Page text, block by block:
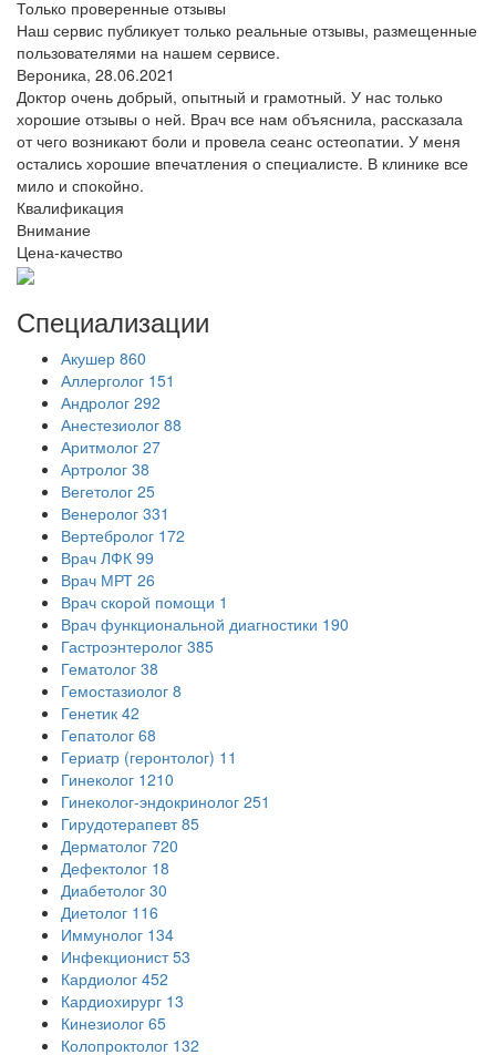
Только проверенные отзывы
Наш сервис публикует только реальные отзывы, размещенные
пользователями на нашем сервисе.
Вероника, 28.06.2021
Доктор очень добрый, опытный и грамотный. У нас только
хорошие отзывы о ней. Врач все нам объяснила, рассказала
от чего возникают боли и провела сеанс остеопатии. У меня
остались хорошие впечатления о специалисте. В клинике все
мило и спокойно.
Квалификация
Внимание
Цена-качество
Специализации
Акушер 860
Аллерголог 151
Андролог 292
Анестезиолог 88
Аритмолог 27
Артролог 38
Вегетолог 25
Венеролог 331
Вертебролог 172
Врач ЛФК 99
Врач МРТ 26
Врач скорой помощи 1
Врач функциональной диагностики 190
Гастроэнтеролог 385
Гематолог 38
Гемостазиолог 8
Генетик 42
Гепатолог 68
Гериатр (геронтолог) 11
Гинеколог 1210
Гинеколог-эндокринолог 251
Гирудотерапевт 85
Дерматолог 720
Дефектолог 18
Диабетолог 30
Диетолог 116
Иммунолог 134
Инфекционист 53
Кардиолог 452
Кардиохирург 13
Кинезиолог 65
Колопроктолог 132